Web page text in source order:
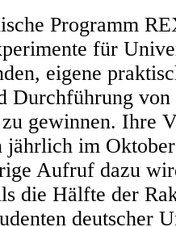
Programm
für
eigene
Durchführung von
gewinnen. Ihre
jährlich im
Aufruf dazu
die Hälfte der
deutscher